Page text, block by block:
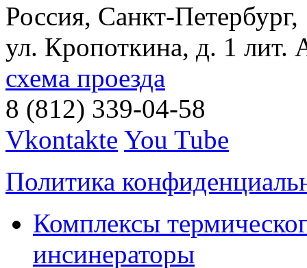
Россия, Санкт-Петербург,
ул. Кропоткина, д. 1 лит.
схема проезда
8 (812) 339-04-58
Vkontakte You Tube
Политика
Комплексы
инсинераторы